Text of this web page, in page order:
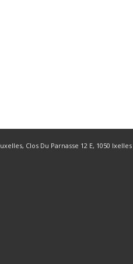
Clos Du Parnasse 12 E, 1050